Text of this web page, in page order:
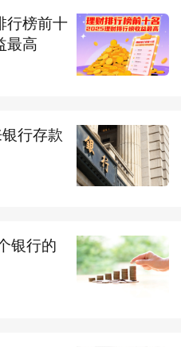
存款方面的利率相对较
到，不同银行的利率可
变化而有所调整，因此
要考虑银行的服务质量
行可能提供更为便捷的
产品选择等，这些都
行榜前十
最高
行存款
银行的